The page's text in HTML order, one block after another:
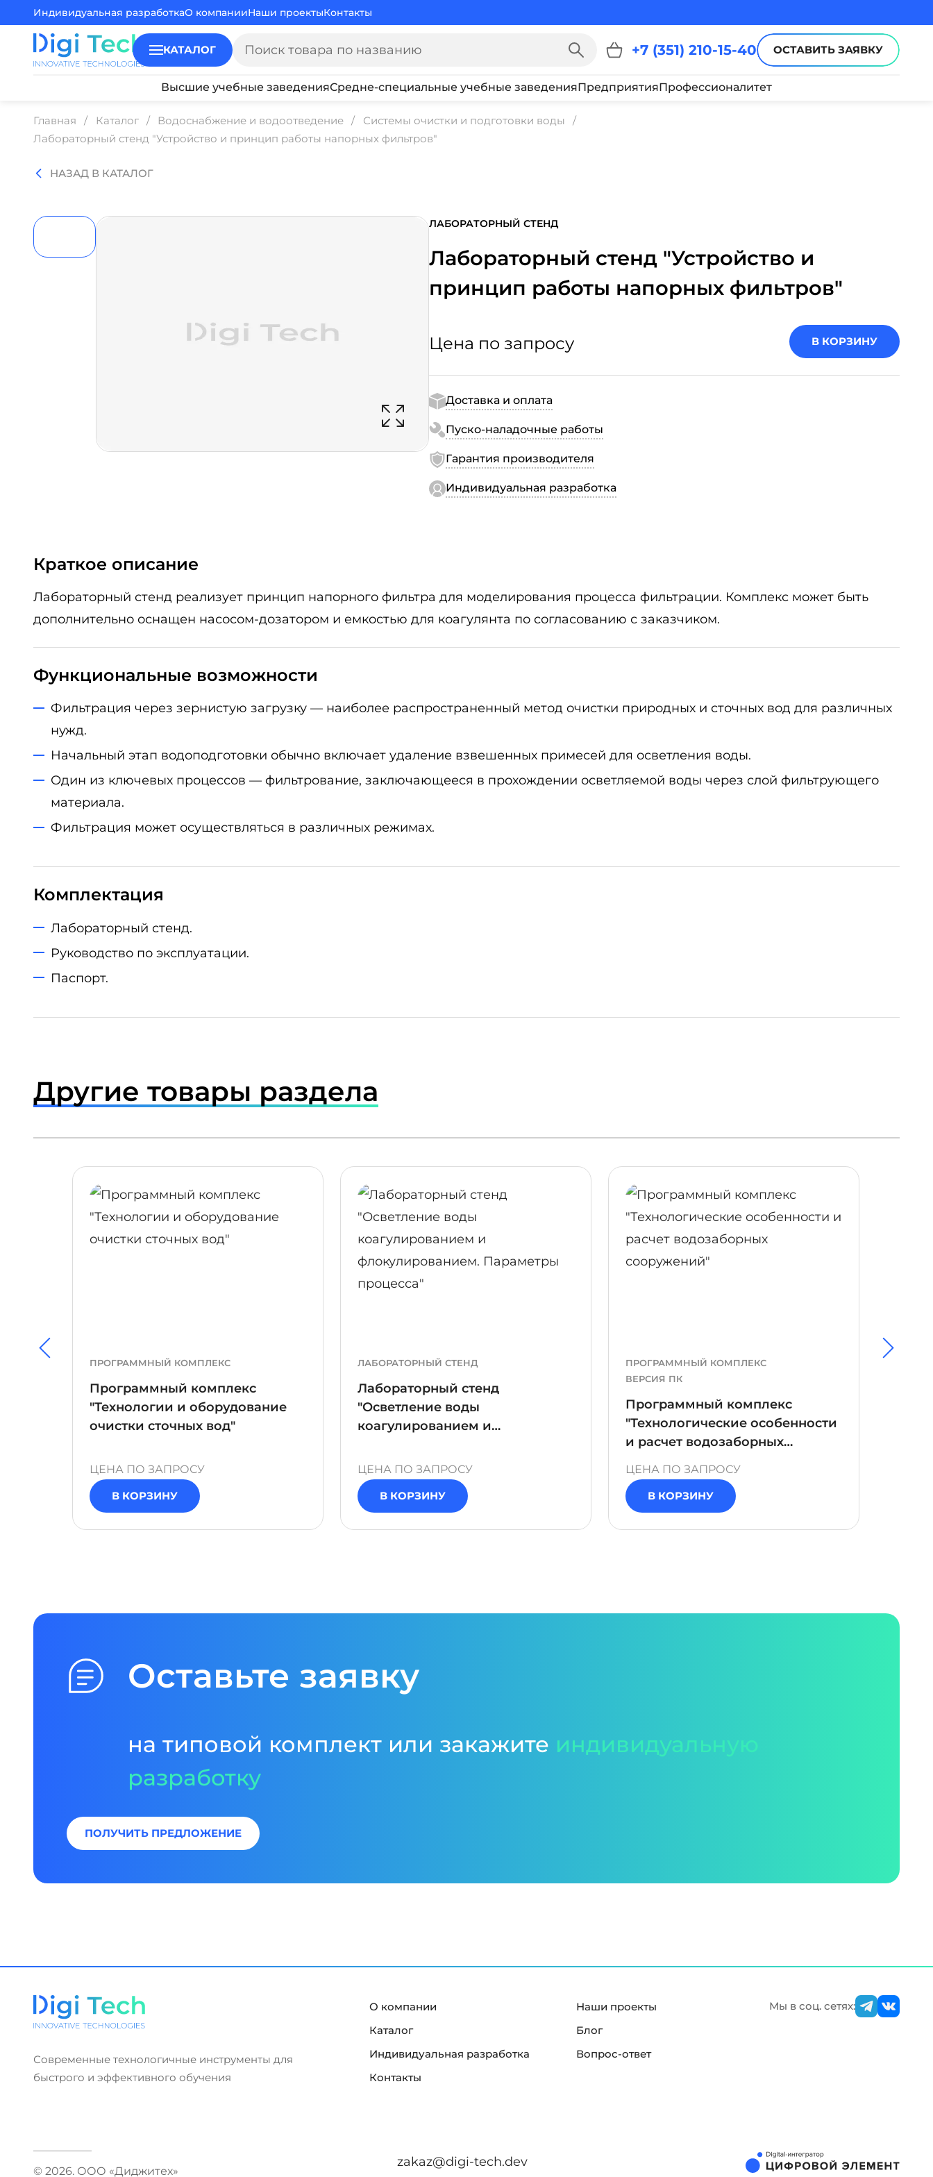
Индивидуальная разработкаО компанииНаши проектыКонтакты
КАТАЛОГ +7 (351) 210-15-40 ОСТАВИТЬ ЗАЯВКУ
Высшие учебные заведенияСредне-специальные учебные заведенияПредприятияПрофессионалитет
Главная Каталог Водоснабжение и водоотведение
Системы очистки и подготовки воды
Лабораторный стенд "Устройство и принцип работы напорных фильтров"
НАЗАД В КАТАЛОГ
ЛАБОРАТОРНЫЙ СТЕНД
Лабораторный стенд "Устройство и
принцип работы напорных фильтров"
Цена по запросу В КОРЗИНУ
Доставка и оплата
Пуско-наладочные работы
Гарантия производителя
Индивидуальная разработка
Краткое описание
Лабораторный стенд реализует принцип напорного фильтра для моделирования процесса фильтрации. Комплекс может быть
дополнительно оснащен насосом-дозатором и емкостью для коагулянта по согласованию с заказчиком.
Функциональные возможности
Фильтрация через зернистую загрузку — наиболее распространенный метод очистки природных и сточных вод для различных
нужд.
Начальный этап водоподготовки обычно включает удаление взвешенных примесей для осветления воды.
Один из ключевых процессов — фильтрование, заключающееся в прохождении осветляемой воды через слой фильтрующего
материала.
Фильтрация может осуществляться в различных режимах.
Комплектация
Лабораторный стенд.
Руководство по эксплуатации.
Паспорт.
Другие товары раздела
ПРОГРАММНЫЙ КОМПЛЕКС
Программный комплекс
"Технологии и оборудование
очистки сточных вод"
ЦЕНА ПО ЗАПРОСУ
В КОРЗИНУ
ПОДРОБНЕЕ
ЛАБОРАТОРНЫЙ СТЕНД
Лабораторный стенд
"Осветление воды
коагулированием и
процесса"
ЦЕНА ПО ЗАПРОСУ
В КОРЗИНУ
ПОДРОБНЕЕ
ПРОГРАММНЫЙ КОМПЛЕКС
ВЕРСИЯ ПК
Программный комплекс
"Технологические особенности
и расчет водозаборных
ЦЕНА ПО ЗАПРОСУ
В КОРЗИНУ
ПОДРОБНЕЕ
Оставьте заявку
на типовой комплект или закажите индивидуальную
разработку
ПОЛУЧИТЬ ПРЕДЛОЖЕНИЕ
Современные технологичные инструменты для
быстрого и эффективного обучения
О компании
Наши проекты
Каталог
Блог
Индивидуальная разработка
Вопрос-ответ
Контакты
Мы в соц. сетях:
© 2026. ООО «Диджитех»
zakaz@digi-tech.dev